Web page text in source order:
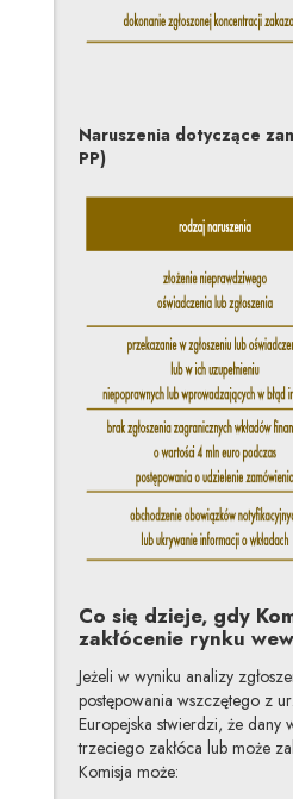
Naruszenia dotyczące
PP)
Co się dzieje, gdy
zakłócenie rynku
Jeżeli w wyniku analizy
postępowania wszczętego z
Europejska stwierdzi, że dany
trzeciego zakłóca lub może
Komisja może: